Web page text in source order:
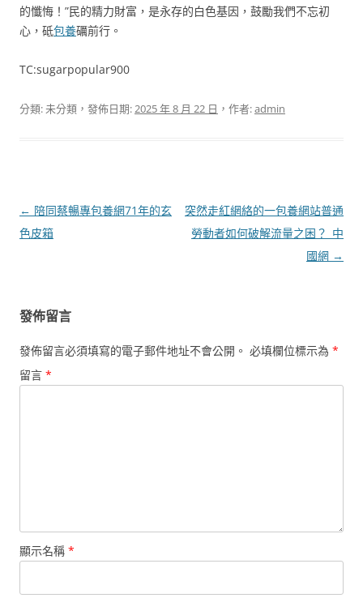
的懺悔！”民的精力財富，是永存的白色基因，鼓勵我們不忘初
心，砥包養礪前行。
TC:sugarpopular900
分類: 未分類，發佈日期:2025 年 8 月 22 日 ，作者:admin
文
章
← 陪同蔡暢專包養網71年的玄
色皮箱
突然走紅網絡的一包養網站普通
勞動者如何破解流量之困？_中
國網 →
發佈留言
發佈留言必須填寫的電子郵件地址不會公開。 必填欄位標示為 *
留言 *
顯示名稱 *